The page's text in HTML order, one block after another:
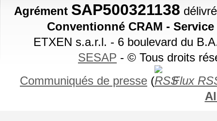
Agrément SAP500321138
Conventionné CRAM -
ETXEN s.a.r.l. - 6 boulevard du
SESAP - © Tous droits
Communiqués de presse (
Flux